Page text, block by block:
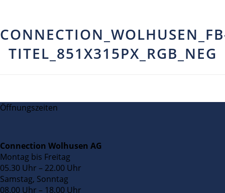
TITEL_851X315PX_RGB_NEG
Öffnungszeiten
Connection Wolhusen AG
Montag bis Freitag
05.30 Uhr – 22.00 Uhr
Samstag, Sonntag
08.00 Uhr – 18.00 Uhr